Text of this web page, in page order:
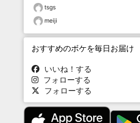
tsgs
meiji
おすすめのボケを毎日お届け
いいね！する
フォローする
フォローする